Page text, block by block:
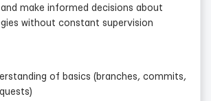
make informed decisions about
without constant supervision
of basics (branches, commits,